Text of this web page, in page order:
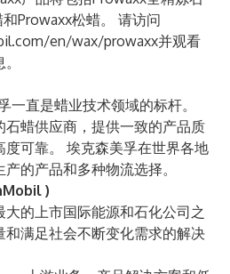
Prowaxx松蜡。 请访问
en/wax/prowaxx并观看
一直是蜡业技术领域的标杆。
蜡供应商，提供一致的产品质
可靠。 埃克森美孚在世界各地
的产品和多种物流选择。
)
的上市国际能源和石化公司之
满足社会不断变化需求的解决